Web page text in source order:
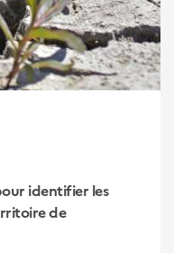
identifier les
de